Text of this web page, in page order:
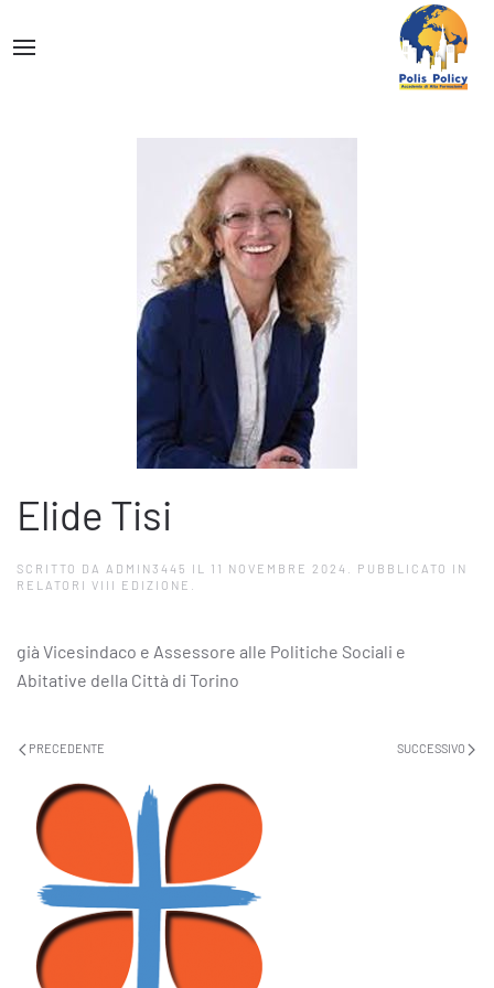
Elide Tisi
SCRITTO DA ADMIN3445 IL 11 NOVEMBRE 2024
. PUBBLICATO IN
RELATORI VIII EDIZIONE
già Vicesindaco e Assessore alle Politiche Sociali e
Abitative della Città di Torino
PRECEDENTE SUCCESSIVO